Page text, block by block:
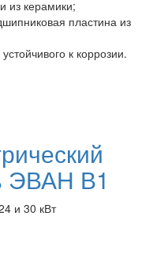
из керамики;
пластина из
к коррозии.
ЭВАН В1
и 30 кВт